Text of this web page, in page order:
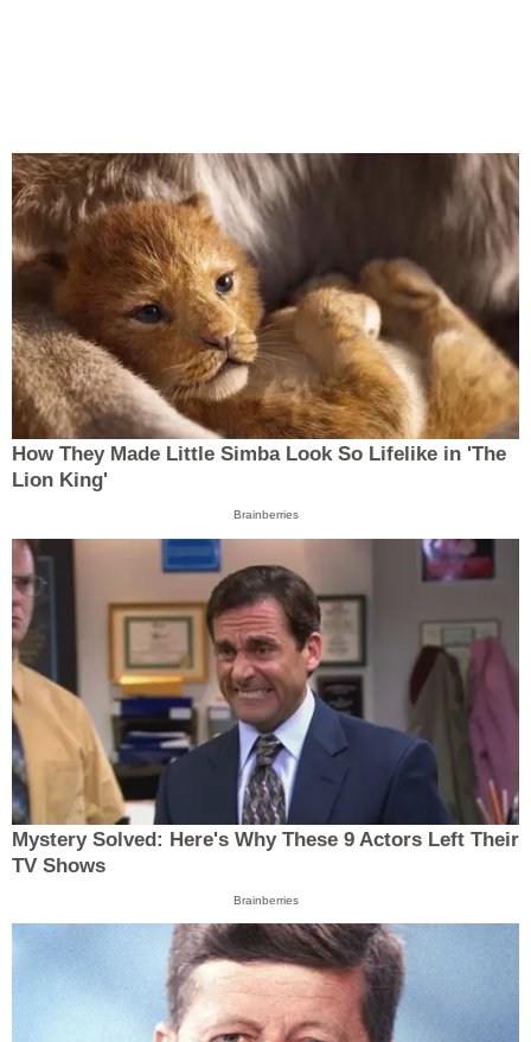
How They Made Little Simba Look So Lifelike in 'The
Lion King'
Brainberries
Mystery Solved: Here's Why These 9 Actors Left Their
TV Shows
Brainberries